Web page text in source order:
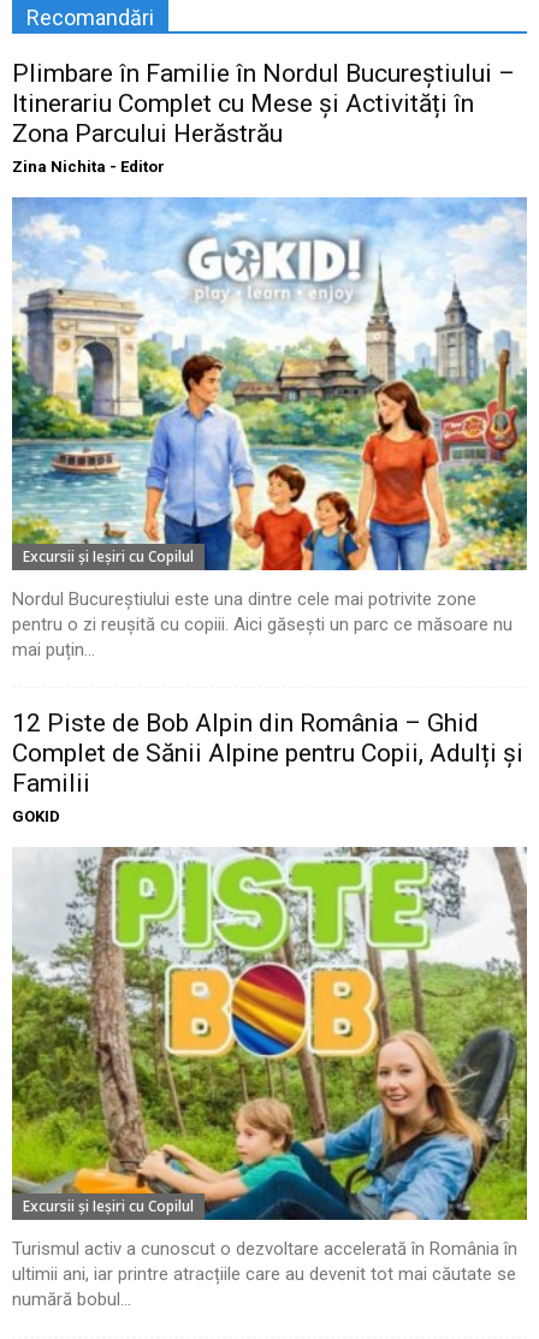
Recomandări
Plimbare în Familie în Nordul Bucureștiului –
Itinerariu Complet cu Mese și Activități în
Zona Parcului Herăstrău
Zina Nichita - Editor
Excursii şi Ieşiri cu Copilul
Nordul Bucureștiului este una dintre cele mai potrivite zone
pentru o zi reușită cu copiii. Aici găsești un parc ce măsoare nu
mai puțin...
12 Piste de Bob Alpin din România – Ghid
Complet de Sănii Alpine pentru Copii, Adulți și
Familii
GOKID
Excursii şi Ieşiri cu Copilul
Turismul activ a cunoscut o dezvoltare accelerată în România în
ultimii ani, iar printre atracțiile care au devenit tot mai căutate se
numără bobul...